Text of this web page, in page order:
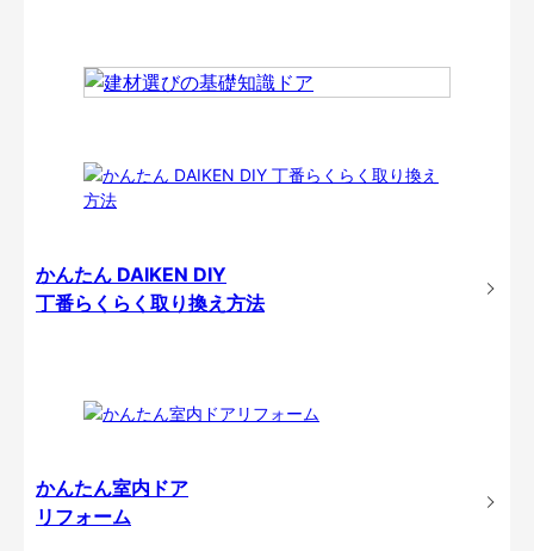
かんたん DAIKEN DIY
丁番らくらく取り換え方法
かんたん室内ドア
リフォーム